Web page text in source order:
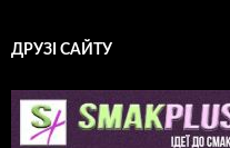
ДРУЗІ САЙТУ